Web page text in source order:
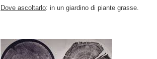
Dove ascoltarlo: in un giardino di piante grasse.